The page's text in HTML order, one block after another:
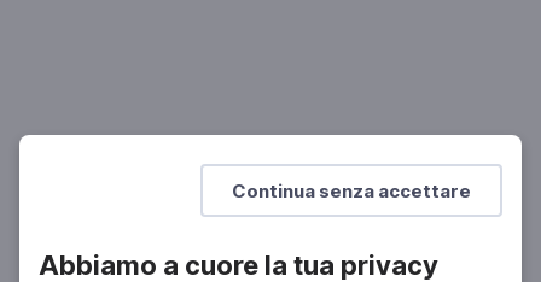
Continua senza accettare
Abbiamo a cuore la tua privacy
SCUOLA SECONDARIA 2°
SCUOLA PRIMARIA